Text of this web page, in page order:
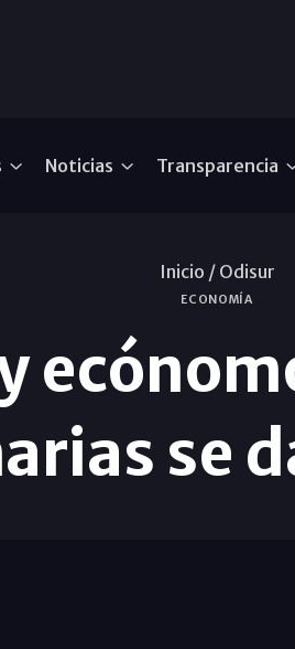
Noticias Transparencia
Inicio / Odisur
ECONOMÍA
se